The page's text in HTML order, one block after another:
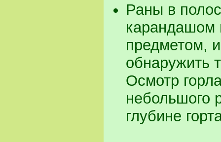
Раны в
карандашом
предметом,
обнаружить
Осмотр
небольшого
глубине